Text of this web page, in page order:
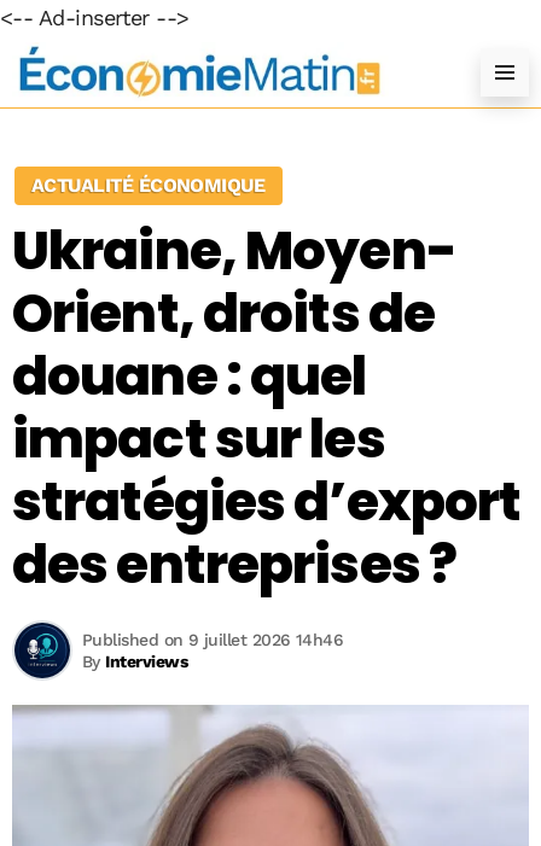
<-- Ad-inserter -->
ACTUALITÉ ÉCONOMIQUE
Ukraine, Moyen-
Orient, droits de
douane : quel
impact sur les
stratégies d’export
des entreprises ?
By Interviews
Published on 9 juillet 2026 14h46